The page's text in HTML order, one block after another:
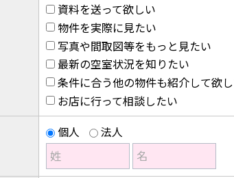
資料を送って欲しい
物件を実際に見たい
写真や間取図等をもっと見たい
最新の空室状況を知りたい
条件に合う他の物件も紹介して欲
お店に行って相談したい
個人
法人
姓
名